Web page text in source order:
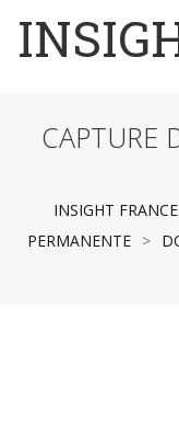
CAPTURE
INSIGHT FRANCE
PERMANENTE >